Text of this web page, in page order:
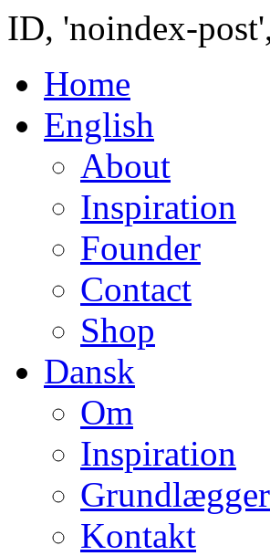
ID, 'noindex-
Home
English
About
Inspiration
Founder
Contact
Shop
Dansk
Om
Inspiration
Grundlægger
Kontakt